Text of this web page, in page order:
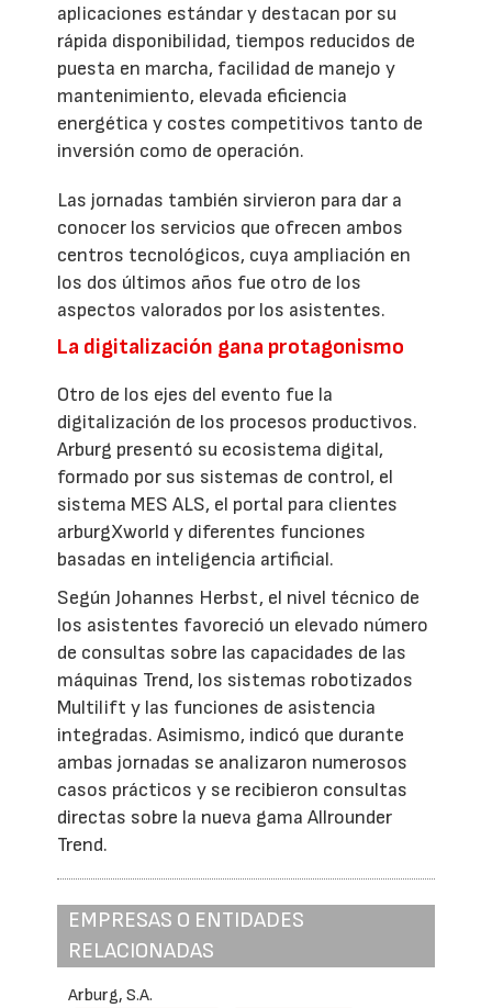
aplicaciones estándar y destacan por su
rápida disponibilidad, tiempos reducidos de
puesta en marcha, facilidad de manejo y
mantenimiento, elevada eficiencia
energética y costes competitivos tanto de
inversión como de operación.
Las jornadas también sirvieron para dar a
conocer los servicios que ofrecen ambos
centros tecnológicos, cuya ampliación en
los dos últimos años fue otro de los
aspectos valorados por los asistentes.
La digitalización gana protagonismo
Otro de los ejes del evento fue la
digitalización de los procesos productivos.
Arburg presentó su ecosistema digital,
formado por sus sistemas de control, el
sistema MES ALS, el portal para clientes
arburgXworld y diferentes funciones
basadas en inteligencia artificial.
Según Johannes Herbst, el nivel técnico de
los asistentes favoreció un elevado número
de consultas sobre las capacidades de las
máquinas Trend, los sistemas robotizados
Multilift y las funciones de asistencia
integradas. Asimismo, indicó que durante
ambas jornadas se analizaron numerosos
casos prácticos y se recibieron consultas
directas sobre la nueva gama Allrounder
Trend.
EMPRESAS O ENTIDADES
RELACIONADAS
Arburg, S.A.